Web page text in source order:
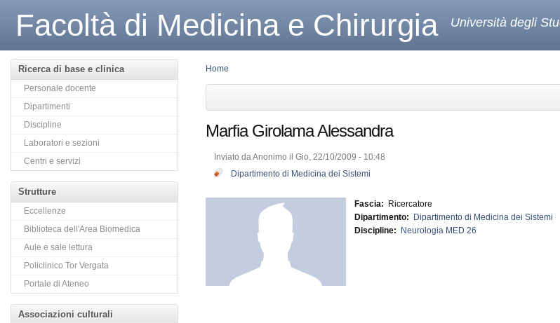
Facoltà di Medicina e Chirurgia Università degli
Ricerca di base e clinica
Personale docente
Dipartimenti
Discipline
Laboratori e sezioni
Centri e servizi
Strutture
Eccellenze
Biblioteca dell'Area Biomedica
Aule e sale lettura
Policlinico Tor Vergata
Portale di Ateneo
Associazioni culturali
Home
Marfia Girolama Alessandra
Inviato da Anonimo il Gio, 22/10/2009 - 10:48
Dipartimento di Medicina dei Sistemi
Fascia:
Ricercatore
Dipartimento:
Dipartimento di Medicina dei Sistemi
Discipline:
Neurologia MED 26